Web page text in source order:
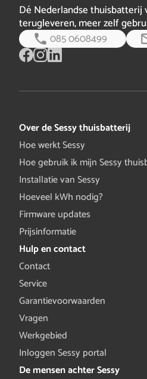
Dé Nederlandse thuisbatterij
terugleveren, meer zelf
085 0608499
Over de Sessy thuisbatterij
Hoe werkt Sessy
Hoe gebruik ik mijn Sessy
Installatie van Sessy
Hoeveel kWh nodig?
Firmware updates
Prijsinformatie
Hulp en contact
Contact
Service
Garantievoorwaarden
Vragen
Werkgebied
Inloggen Sessy portal
De mensen achter Sessy